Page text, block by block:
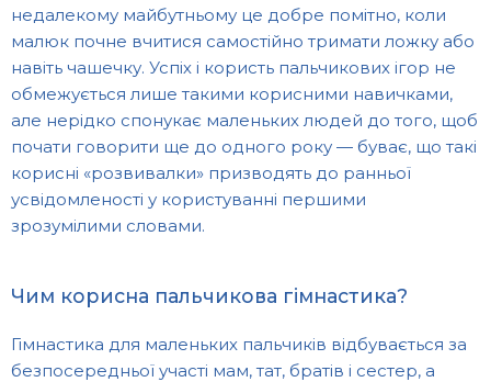
недалекому майбутньому це добре помітно, коли
малюк почне вчитися самостійно тримати ложку або
навіть чашечку. Успіх і користь пальчикових ігор не
обмежується лише такими корисними навичками,
але нерідко спонукає маленьких людей до того, щоб
почати говорити ще до одного року — буває, що такі
корисні «розвивалки» призводять до ранньої
усвідомленості у користуванні першими
зрозумілими словами.
Чим корисна пальчикова гімнастика?
Гімнастика для маленьких пальчиків відбувається за
безпосередньої участі мам, тат, братів і сестер, а